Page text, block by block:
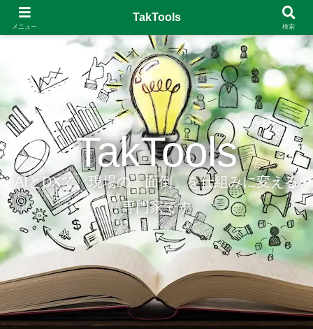
TakTools
AIとDXで、現場の「面倒」を仕組みに変える
専門家です
メニュー
TakTools
検索